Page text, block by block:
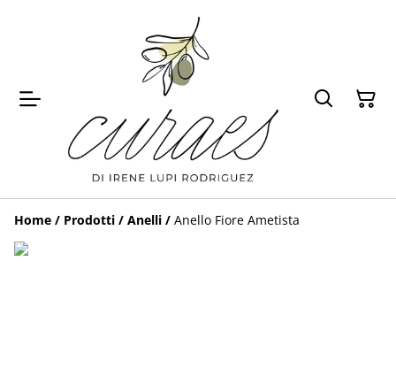
Home / Prodotti / Anelli / Anello Fiore Ametista